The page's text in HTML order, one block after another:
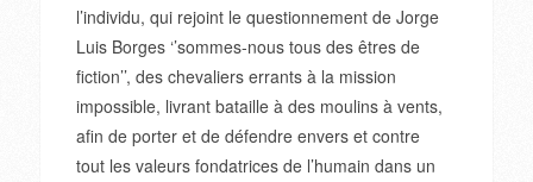
l’individu, qui rejoint le questionnement de Jorge
Luis Borges ‘’sommes-nous tous des êtres de
fiction’’, des chevaliers errants à la mission
impossible, livrant bataille à des moulins à vents,
afin de porter et de défendre envers et contre
tout les valeurs fondatrices de l’humain dans un